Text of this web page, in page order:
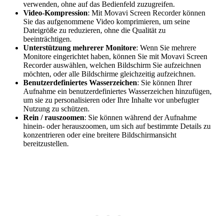
verwenden, ohne auf das Bedienfeld zuzugreifen.
Video-Kompression: Mit Movavi Screen Recorder können
Sie das aufgenommene Video komprimieren, um seine
Dateigröße zu reduzieren, ohne die Qualität zu
beeinträchtigen.
Unterstützung mehrerer Monitore: Wenn Sie mehrere
Monitore eingerichtet haben, können Sie mit Movavi Screen
Recorder auswählen, welchen Bildschirm Sie aufzeichnen
möchten, oder alle Bildschirme gleichzeitig aufzeichnen.
Benutzerdefiniertes Wasserzeichen: Sie können Ihrer
Aufnahme ein benutzerdefiniertes Wasserzeichen hinzufügen,
um sie zu personalisieren oder Ihre Inhalte vor unbefugter
Nutzung zu schützen.
Rein / rauszoomen: Sie können während der Aufnahme
hinein- oder herauszoomen, um sich auf bestimmte Details zu
konzentrieren oder eine breitere Bildschirmansicht
bereitzustellen.